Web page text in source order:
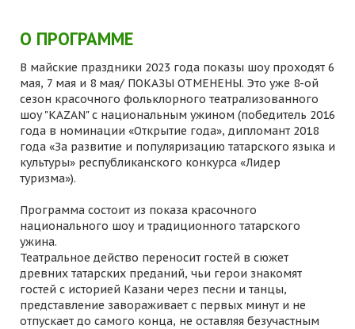
О ПРОГРАММЕ
В майские праздники 2023 года показы шоу проходят 6
мая, 7 мая и 8 мая/ ПОКАЗЫ ОТМЕНЕНЫ. Это уже 8-ой
сезон красочного фольклорного театрализованного
шоу "KAZAN" с национальным ужином (победитель 2016
года в номинации «Открытие года», дипломант 2018
года «За развитие и популяризацию татарского языка и
культуры» республиканского конкурса «Лидер
туризма»).
Программа состоит из показа красочного
национального шоу и традиционного татарского
ужина.
Театральное действо переносит гостей в сюжет
древних татарских преданий, чьи герои знакомят
гостей с историей Казани через песни и танцы,
представление завораживает с первых минут и не
отпускает до самого конца, не оставляя безучастным